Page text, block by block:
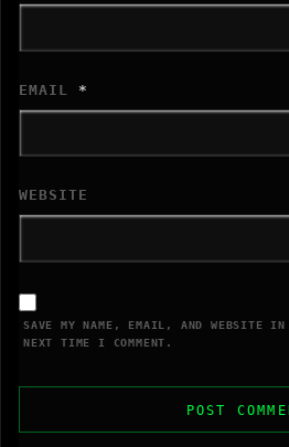
EMAIL *
WEBSITE
SAVE MY NAME, EMAIL, AND WEBSITE IN
NEXT TIME I COMMENT.